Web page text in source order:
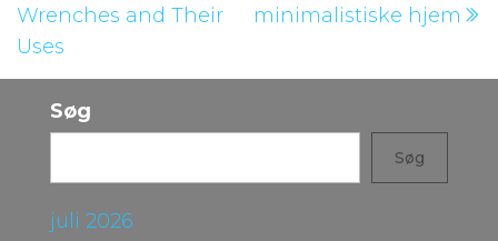
Wrenches and Their
Uses
minimalistiske hjem
Søg
Søg
juli 2026